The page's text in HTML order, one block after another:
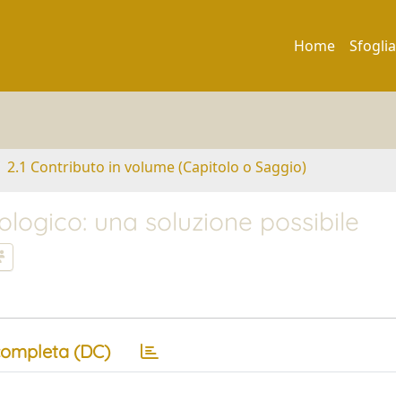
Home Sfoglia
2.1 Contributo in volume (Capitolo o Saggio)
una soluzione possibile
(DC)